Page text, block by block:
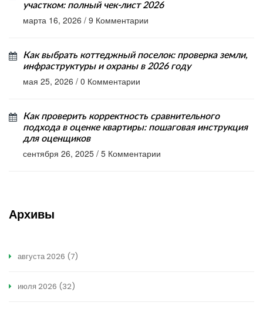
участком: полный чек-лист 2026
марта 16, 2026 / 9 Комментарии
Как выбрать коттеджный поселок: проверка земли,
инфраструктуры и охраны в 2026 году
мая 25, 2026 / 0 Комментарии
Как проверить корректность сравнительного
подхода в оценке квартиры: пошаговая инструкция
для оценщиков
сентября 26, 2025 / 5 Комментарии
Архивы
августа 2026 (7)
июля 2026 (32)